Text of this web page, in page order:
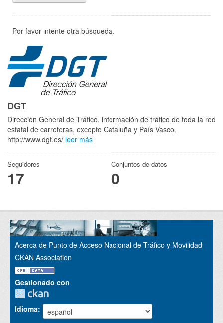
Por favor intente otra búsqueda.
DGT
Dirección General de Tráfico, información de tráfico de toda la red
estatal de carreteras, excepto Cataluña y País Vasco.
http://www.dgt.es/ leer más
Seguidores
17
Conjuntos de datos
0
Acerca de Punto de Acceso Nacional de Tráfico y Movilidad
CKAN Association
Gestionado con
Idioma